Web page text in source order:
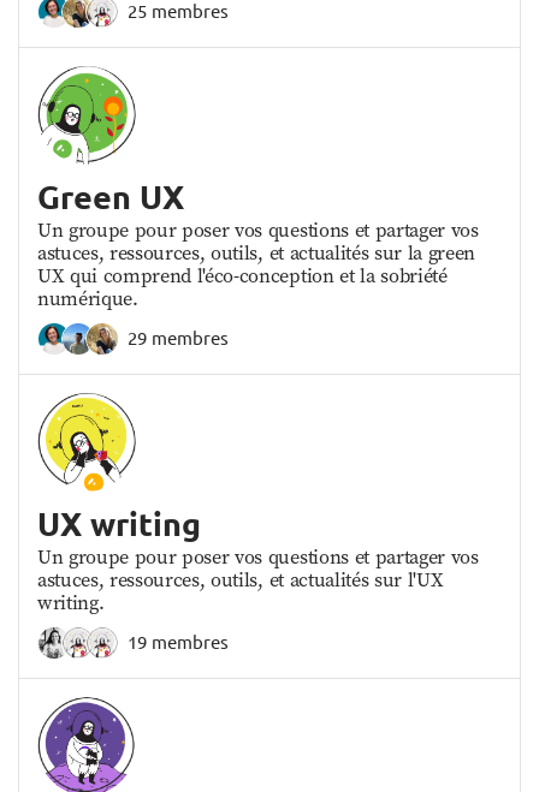
25 membres
Green UX
Un groupe pour poser vos questions et partager vos
astuces, ressources, outils, et actualités sur la green
UX qui comprend l'éco-conception et la sobriété
numérique.
29 membres
UX writing
Un groupe pour poser vos questions et partager vos
astuces, ressources, outils, et actualités sur l'UX
writing.
19 membres